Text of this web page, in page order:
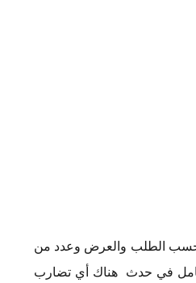
وحسب الطلب والعرض وعدد من
في حدث هناك أي تضارب